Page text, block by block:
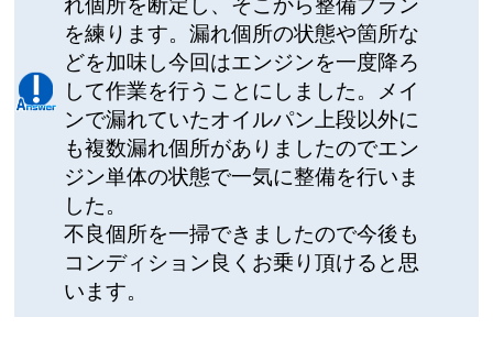
れ個所を断定し、そこから整備プラン
を練ります。漏れ個所の状態や箇所な
どを加味し今回はエンジンを一度降ろ
して作業を行うことにしました。メイ
ンで漏れていたオイルパン上段以外に
も複数漏れ個所がありましたのでエン
ジン単体の状態で一気に整備を行いま
した。
不良個所を一掃できましたので今後も
コンディション良くお乗り頂けると思
います。